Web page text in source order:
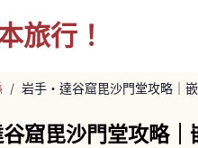
旅行！
/ 岩手・達谷窟毘沙門堂攻略｜
窟毘沙門堂攻略